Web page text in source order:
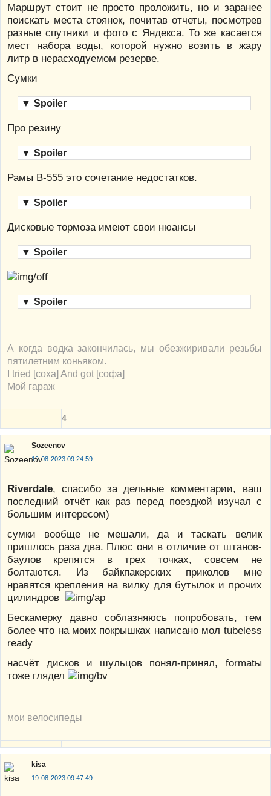
Маршрут стоит не просто проложить, но и заранее
поискать места стоянок, почитав отчеты, посмотрев
разные спутники и фото с Яндекса. То же касается
мест набора воды, которой нужно возить в жару
литр в нерасходуемом резерве.
Сумки
▼ Spoiler
Про резину
▼ Spoiler
Рамы В-555 это сочетание недостатков.
▼ Spoiler
Дисковые тормоза имеют свои нюансы
▼ Spoiler
▼ Spoiler
А когда водка закончилась, мы обезжиривали резьбы
пятилетним коньяком.
I tried [соха] And got [софа]
Мой гараж
4
Sozeenov
19-08-2023 09:24:59
Riverdale, спасибо за дельные комментарии, ваш
последний отчёт как раз перед поездкой изучал с
большим интересом)
сумки вообще не мешали, да и таскать велик
пришлось раза два. Плюс они в отличие от штанов-
баулов крепятся в трех точках, совсем не
болтаются. Из байкпакерских приколов мне
нравятся крепления на вилку для бутылок и прочих
цилиндров
Бескамерку давно соблазняюсь попробовать, тем
более что на моих покрышках написано мол tubeless
ready
насчёт дисков и шульцов понял-принял, formatы
тоже глядел
мои велосипеды
kisa
19-08-2023 09:47:49